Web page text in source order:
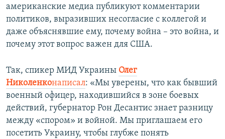
американские медиа публикуют комментарии
политиков, выразивших несогласие с коллегой и
даже объяснявшие ему, почему война – это война, и
почему этот вопрос важен для США.
Так, спикер МИД Украины Олег
Николенконаписал: «Мы уверены, что как бывший
военный офицер, находившийся в зоне боевых
действий, губернатор Рон Десантис знает разницу
между «спором» и войной. Мы приглашаем его
посетить Украину, чтобы глубже понять